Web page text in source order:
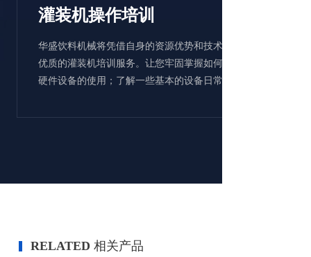
灌装机操作培训
华盛饮料机械将凭借自身的资源优势和技术优势，提供
优质的灌装机培训服务。让您牢固掌握如何熟练地操作
硬件设备的使用；了解一些基本的设备日常养护知识。
RELATED 相关产品